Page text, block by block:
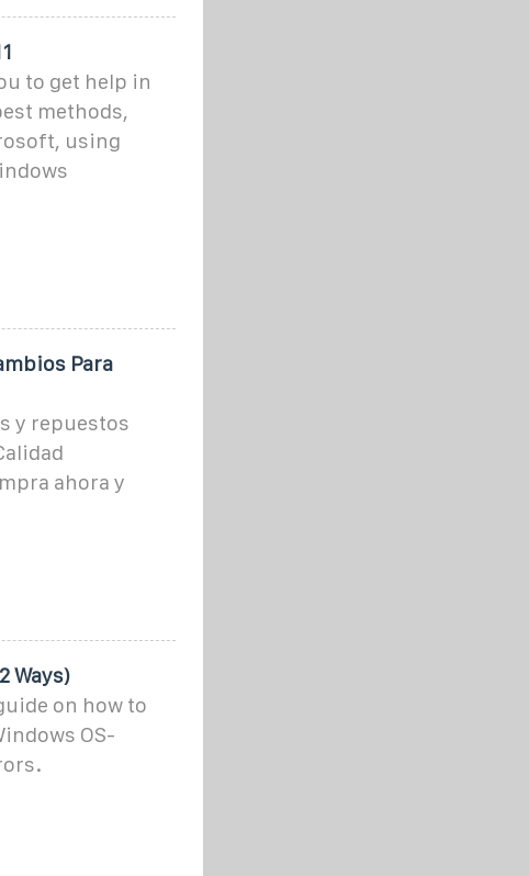
to get help in
methods,
using
Para
y repuestos
ahora y
Ways)
on how to
OS-